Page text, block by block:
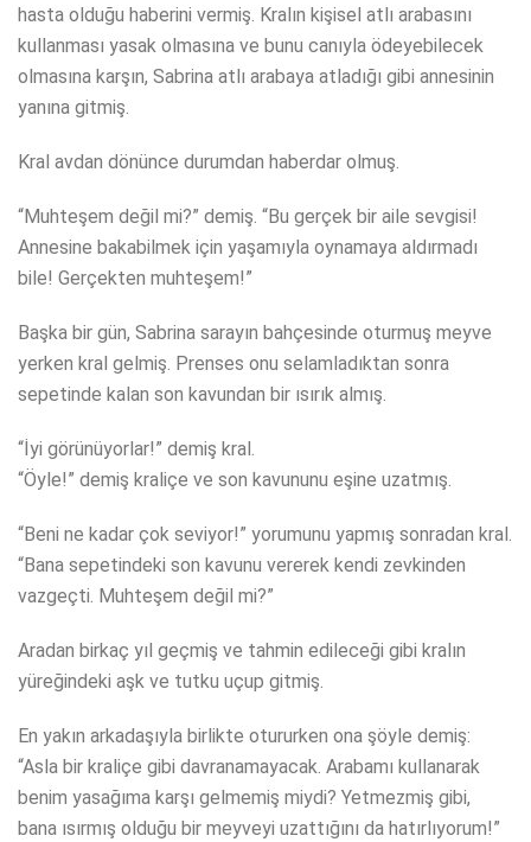
hasta olduğu haberini vermiş. Kralın kişisel atlı arabasını
kullanması yasak olmasına ve bunu canıyla ödeyebilecek
olmasına karşın, Sabrina atlı arabaya atladığı gibi annesinin
yanına gitmiş.
Kral avdan dönünce durumdan haberdar olmuş.
“Muhteşem değil mi?” demiş. “Bu gerçek bir aile sevgisi!
Annesine bakabilmek için yaşamıyla oynamaya aldırmadı
bile! Gerçekten muhteşem!”
Başka bir gün, Sabrina sarayın bahçesinde oturmuş meyve
yerken kral gelmiş. Prenses onu selamladıktan sonra
sepetinde kalan son kavundan bir ısırık almış.
“İyi görünüyorlar!” demiş kral.
“Öyle!” demiş kraliçe ve son kavununu eşine uzatmış.
“Beni ne kadar çok seviyor!” yorumunu yapmış sonradan kral.
“Bana sepetindeki son kavunu vererek kendi zevkinden
vazgeçti. Muhteşem değil mi?”
Aradan birkaç yıl geçmiş ve tahmin edileceği gibi kralın
yüreğindeki aşk ve tutku uçup gitmiş.
En yakın arkadaşıyla birlikte otururken ona şöyle demiş:
“Asla bir kraliçe gibi davranamayacak. Arabamı kullanarak
benim yasağıma karşı gelmemiş miydi? Yetmezmiş gibi,
bana ısırmış olduğu bir meyveyi uzattığını da hatırlıyorum!”